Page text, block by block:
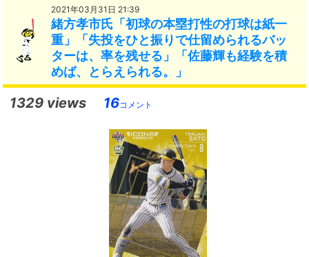
2021年03月31日 21:39
緒方孝市氏「初球の本塁打性の打球は紙一
重」「失投をひと振りで仕留められるバッ
ターは、率を残せる」「佐藤輝も経験を積
めば、とらえられる。」
1329 views 16コメント